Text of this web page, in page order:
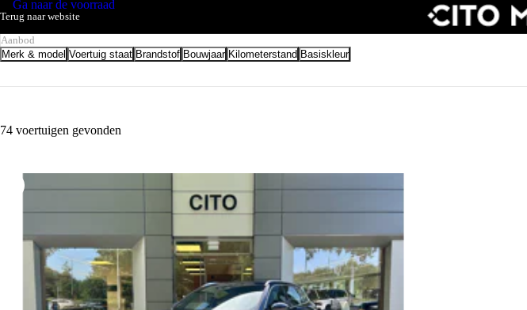
Terug naar website
Aanbod
Ga naar de voorraad
Merk & model Voertuig staat Brandstof Bouwjaar Kilometerstand Basiskleur
74 voertuigen gevonden